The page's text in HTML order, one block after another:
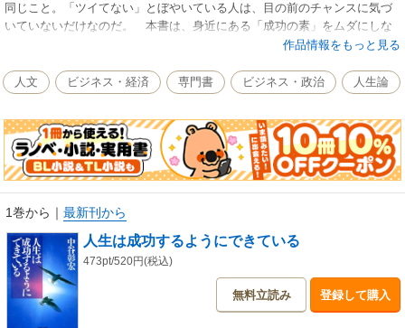
同じこと。「ツイてない」とぼやいている人は、目の前のチャンスに気づ
いていないだけなのだ。 本書は、身近にある「成功の素」をムダにしな
いためのアドバイス。簡潔な言葉に込められた力が、あなたに行動する勇
明日 失敗日記をつけよう。失敗しなかった1日は何もしなかった1日だ
成功に定員も競争もない。前を見て歩き続ければゴールできる 欲望と
のが辛いだけ 最後に成功する人は、最初は必ず失敗する……ｅｔｃ．
運も実力も身につけるには、どう考え、何をすればよいかを具体的に教え
てくれる。仕事、人間関係、生き方に悩んだ時読んでほしい、心に響く101
作品情報をもっと見る
人文 ビジネス・経済 専門書 ビジネス・政治 人生論
1巻から ｜ 最新刊から
人生は成功するようにできている
473pt/520円(税込)
無料立読み 登録して購入